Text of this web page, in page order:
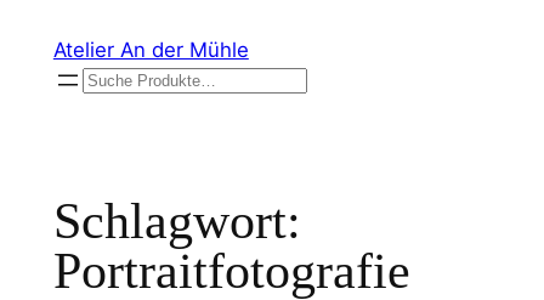
Inhalt
springen
Atelier An der Mühle
Suchen
Schlagwort:
Portraitfotografie